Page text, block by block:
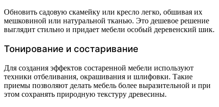
Обновить садовую скамейку или кресло легко, обшивая их
мешковиной или натуральной тканью. Это дешевое решение
выглядит стильно и придает мебели особый деревенский шик.
Тонирование и состаривание
Для создания эффектов состаренной мебели используют
техники отбеливания, окрашивания и шлифовки. Такие
приемы позволяют делать мебель более выразительной и при
этом сохранять природную текстуру древесины.